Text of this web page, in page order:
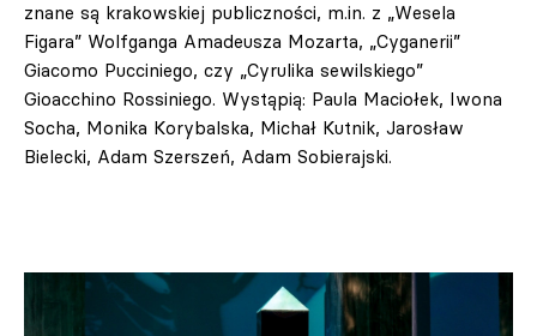
znane są krakowskiej publiczności, m.in. z „Wesela
Figara” Wolfganga Amadeusza Mozarta, „Cyganerii”
Giacomo Pucciniego, czy „Cyrulika sewilskiego”
Gioacchino Rossiniego. Wystąpią: Paula Maciołek, Iwona
Socha, Monika Korybalska, Michał Kutnik, Jarosław
Bielecki, Adam Szerszeń, Adam Sobierajski.